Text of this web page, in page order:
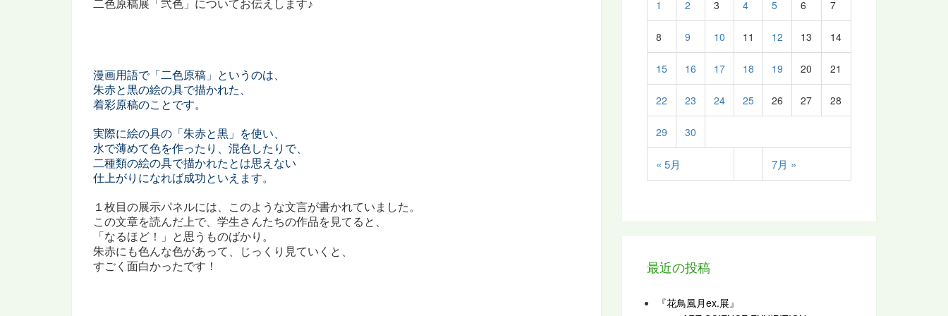
二色原稿展「弐色」についてお伝えします♪
漫画用語で「二色原稿」というのは、
朱赤と黒の絵の具で描かれた、
着彩原稿のことです。
実際に絵の具の「朱赤と黒」を使い、
水で薄めて色を作ったり、混色したりで、
二種類の絵の具で描かれたとは思えない
仕上がりになれば成功といえます。
１枚目の展示パネルには、
このような文言が書かれていました。
この文章を読んだ上で、 学生さんたちの作品を見てると、
「なるほど！」と思うものばかり。
朱赤にも色んな色があって、じっくり見ていくと、
すごく面白かったです！
« 5月 7月 »
1 2 3 4 5 6 7
8 9 10 11 12 13 14
15 16 17 18 19 20 21
22 23 24 25 26 27 28
29 30
最近の投稿
『花鳥風月ex.展』